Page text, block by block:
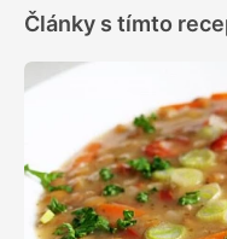
Články s tímto